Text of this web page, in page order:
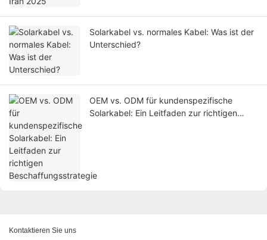
Solarkabel vs. normales Kabel: Was ist der
Unterschied?
OEM vs. ODM für kundenspezifische
Solarkabel: Ein Leitfaden zur richtigen
Kontaktieren Sie uns